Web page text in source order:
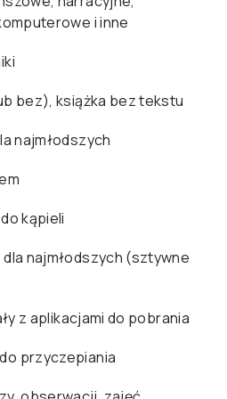
i inne
bez), książka bez tekstu
najmłodszych
kąpieli
najmłodszych (sztywne
z aplikacjami do pobrania
przyczepiania